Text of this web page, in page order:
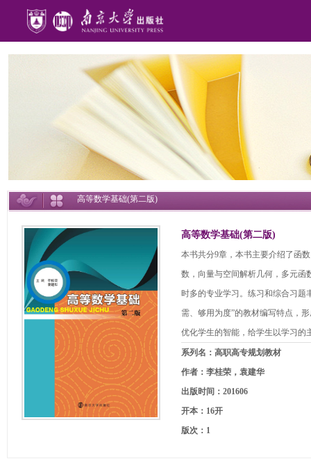
高等数学基础(第二版)
高等数学基础(第二版)
本书共分9章，本书主要介绍了函
数，向量与空间解析几何，多元函
时多的专业学习。练习和综合习题
需、够用为度”的教材编写特点，
优化学生的智能，给学生以学习的
系列名：高职高专规划教材
作者：李桂荣，袁建华
出版时间：201606
开本：16开
版次：1